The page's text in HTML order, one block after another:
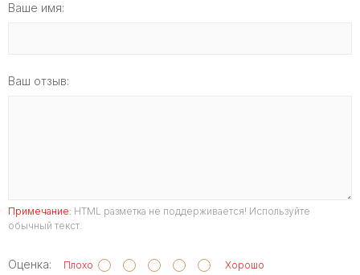
Ваше имя:
Ваш отзыв:
Примечание: HTML разметка не поддерживается! Используйте
обычный текст.
Оценка: Плохо Хорошо